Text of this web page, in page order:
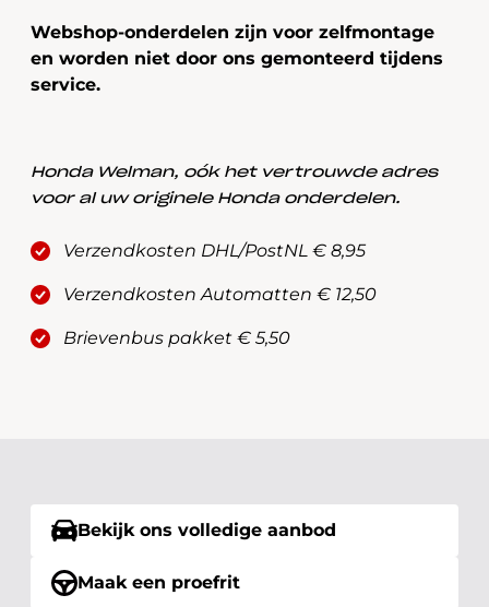
Webshop-onderdelen zijn voor zelfmontage
en worden niet door ons gemonteerd tijdens
service.
Honda Welman, oók het vertrouwde adres
voor al uw originele Honda onderdelen.
Verzendkosten DHL/PostNL € 8,95
Verzendkosten Automatten € 12,50
Brievenbus pakket € 5,50
Bekijk ons volledige aanbod
Maak een proefrit